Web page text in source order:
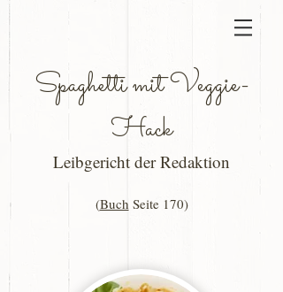
Spaghetti mit Veggie-
Hack
Leibgericht der Redaktion
(BuchSeite 170)